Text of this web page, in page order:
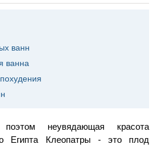
ванн
ванна
неувядающая красота
Египта Клеопатры - это плод